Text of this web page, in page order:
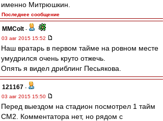
именно Митрюшкин.
Последнее сообщение
MMColt -
03 авг 2015 15:52
Наш вратарь в первом тайме на ровном месте
умудрился очень круто отжечь.
Опять я видел дриблинг Песьякова.
121167 -
03 авг 2015 15:50
Перед выездом на стадион посмотрел 1 тайм
СМ2. Комментатора нет, но рядом с